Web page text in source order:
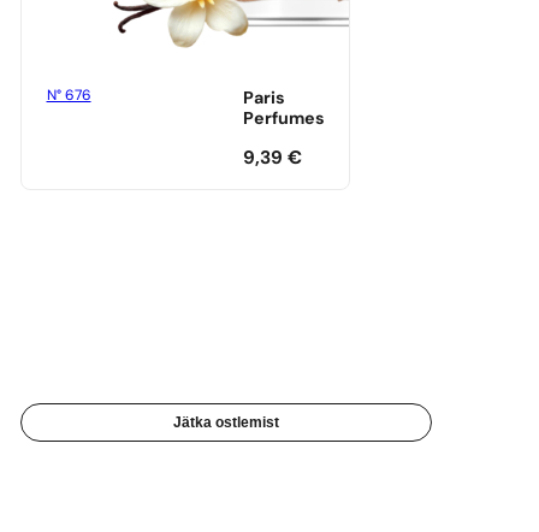
N° 676
Paris
Perfumes
9,39 €
Jätka ostlemist